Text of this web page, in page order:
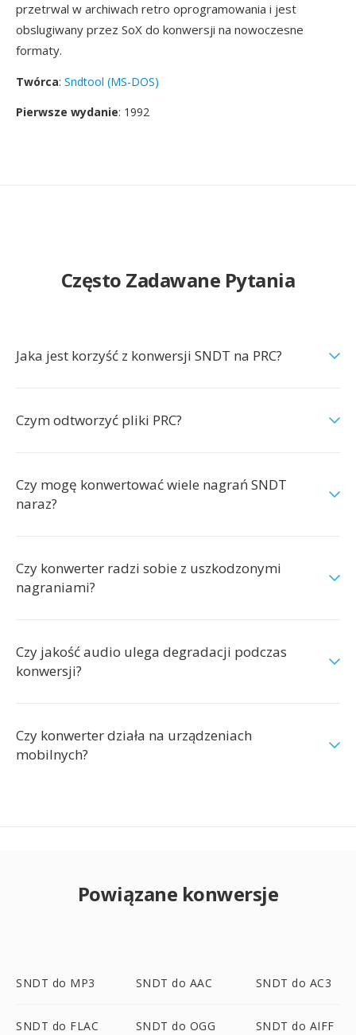
przetrwal w archiwach retro oprogramowania i jest
obslugiwany przez SoX do konwersji na nowoczesne
formaty.
Twórca: Sndtool (MS-DOS)
Pierwsze wydanie: 1992
Często Zadawane Pytania
Jaka jest korzyść z konwersji SNDT na PRC?
Czym odtworzyć pliki PRC?
Czy mogę konwertować wiele nagrań SNDT
naraz?
Czy konwerter radzi sobie z uszkodzonymi
nagraniami?
Czy jakość audio ulega degradacji podczas
konwersji?
Czy konwerter działa na urządzeniach
mobilnych?
Powiązane konwersje
SNDT do MP3 SNDT do AAC SNDT do AC3
SNDT do FLAC SNDT do OGG SNDT do AIFF